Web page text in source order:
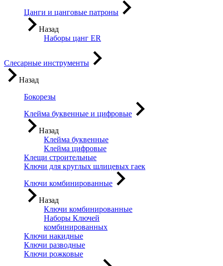
Цанги и цанговые патроны
Назад
Наборы цанг ER
Слесарные инструменты
Назад
Бокорезы
Клейма буквенные и цифровые
Назад
Клейма буквенные
Клейма цифровые
Клещи строительные
Ключи для круглых шлицевых гаек
Ключи комбинированные
Назад
Ключи комбинированные
Наборы Ключей
комбинированных
Ключи накидные
Ключи разводные
Ключи рожковые